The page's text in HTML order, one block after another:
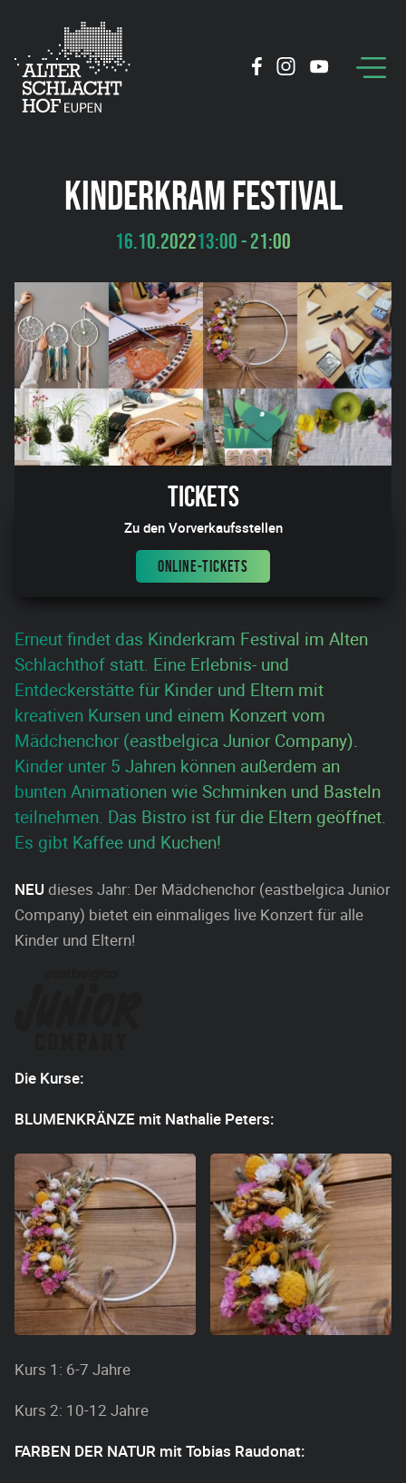
KINDERKRAM FESTIVAL
16.10.202213:00 - 21:00
Tickets
Zu den Vorverkaufsstellen
ONLINE-TICKETS
Erneut findet das Kinderkram Festival im Alten
Schlachthof statt. Eine Erlebnis- und
Entdeckerstätte für Kinder und Eltern mit
kreativen Kursen und einem Konzert vom
Mädchenchor (eastbelgica Junior Company).
Kinder unter 5 Jahren können außerdem an
bunten Animationen wie Schminken und Basteln
teilnehmen. Das Bistro ist für die Eltern geöffnet.
Es gibt Kaffee und Kuchen!
NEU dieses Jahr: Der Mädchenchor (eastbelgica Junior
Company) bietet ein einmaliges live Konzert für alle
Kinder und Eltern!
Die Kurse:
BLUMENKRÄNZE mit Nathalie Peters:
Kurs 1: 6-7 Jahre
Kurs 2: 10-12 Jahre
FARBEN DER NATUR mit Tobias Raudonat: